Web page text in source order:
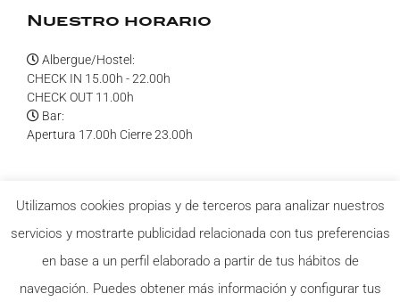
Nuestro horario
Albergue/Hostel:
CHECK IN 15.00h - 22.00h
CHECK OUT 11.00h
Bar:
Apertura 17.00h Cierre 23.00h
¡Síguenos en redes!
Utilizamos cookies propias y de terceros para analizar nuestros
servicios y mostrarte publicidad relacionada con tus preferencias
en base a un perfil elaborado a partir de tus hábitos de
navegación. Puedes obtener más información y configurar tus